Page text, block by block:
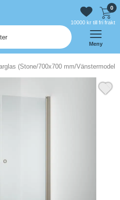
0
10000 kr till fri frakt
Meny
(Stone/700x700 mm/Vänstermodell)